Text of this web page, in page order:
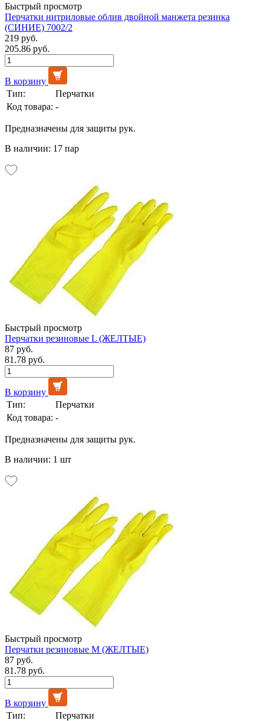
Быстрый просмотр
Перчатки нитриловые облив двойной манжета резинка
(СИНИЕ) 7002/2
219 руб.
205.86 руб.
В корзину
Тип:
Перчатки
Код товара: -
Предназначены для защиты рук.
В наличии: 17 пар
Быстрый просмотр
Перчатки резиновые L (ЖЕЛТЫЕ)
87 руб.
81.78 руб.
В корзину
Тип:
Перчатки
Код товара: -
Предназначены для защиты рук.
В наличии: 1 шт
Быстрый просмотр
Перчатки резиновые М (ЖЕЛТЫЕ)
87 руб.
81.78 руб.
В корзину
Тип:
Перчатки